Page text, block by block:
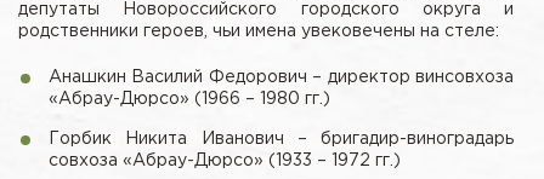
депутаты Новороссийского городского округа и
родственники героев, чьи имена увековечены на стеле:
Анашкин Василий Федорович – директор винсовхоза
«Абрау-Дюрсо» (1966 – 1980 гг.)
Горбик Никита Иванович – бригадир-виноградарь
совхоза «Абрау-Дюрсо» (1933 – 1972 гг.)